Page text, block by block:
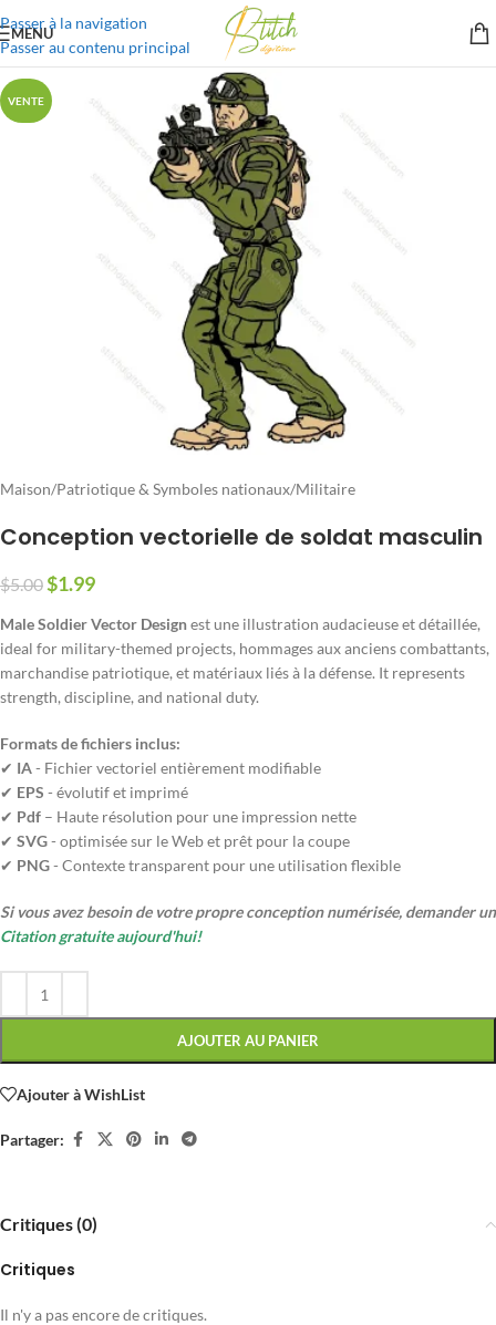
Passer à la navigation
Passer au contenu principal
MENU
VENTE
Maison/Patriotique & Symboles nationaux/Militaire
Conception vectorielle de soldat masculin
$5.00$1.99
Male Soldier Vector Designest une illustration audacieuse et détaillée,
ideal for military-themed projects, hommages aux anciens combattants,
marchandise patriotique, et matériaux liés à la défense. It represents
strength, discipline, and national duty.
Formats de fichiers inclus:
✔ IA- Fichier vectoriel entièrement modifiable
✔ EPS - évolutif et imprimé
✔ Pdf – Haute résolution pour une impression nette
✔ SVG- optimisée sur le Web et prêt pour la coupe
✔ PNG- Contexte transparent pour une utilisation flexible
Si vous avez besoin de votre propre conception numérisée, demander un
Citation gratuite aujourd'hui!
AJOUTER AU PANIER
Ajouter à WishList
Partager:
Critiques (0)
Critiques
Il n'y a pas encore de critiques.